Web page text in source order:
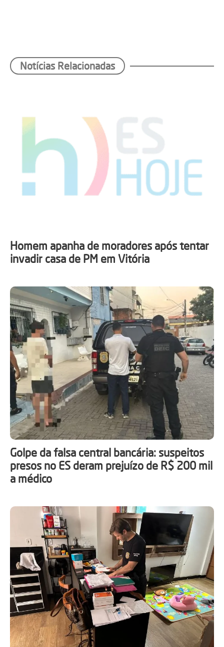
Notícias Relacionadas
Homem apanha de moradores após tentar
invadir casa de PM em Vitória
Golpe da falsa central bancária: suspeitos
presos no ES deram prejuízo de R$ 200 mil
a médico